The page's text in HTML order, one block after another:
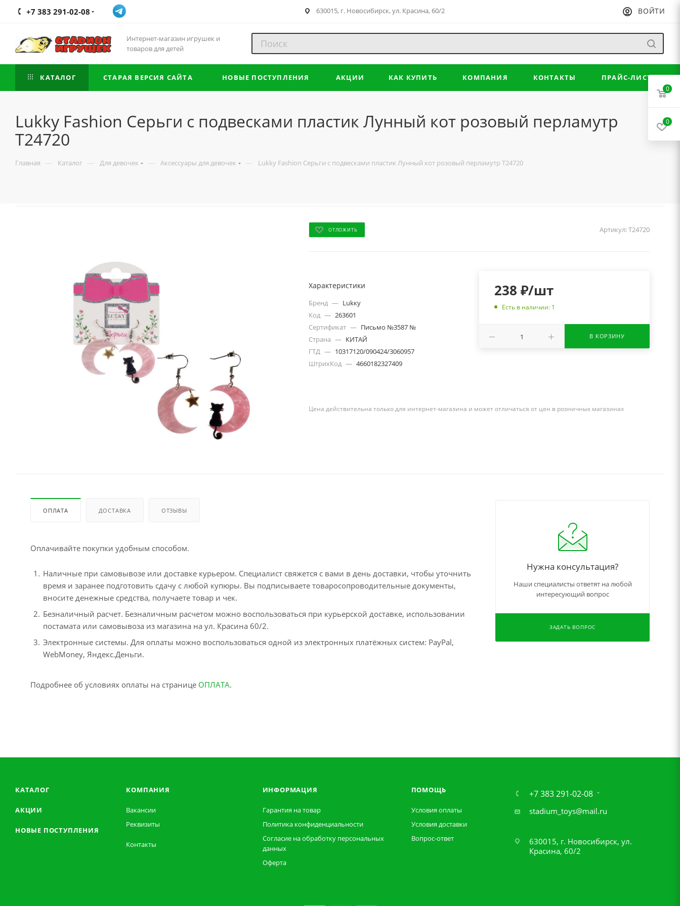
+7 383 291-02-08 630015, г. Новосибирск, ул. Красина, 60/2 ВОЙТИ
Интернет-магазин игрушек и
товаров для детей
КАТАЛОГ СТАРАЯ ВЕРСИЯ САЙТА НОВЫЕ ПОСТУПЛЕНИЯ АКЦИИ КАК КУПИТЬ КОМПАНИЯ КОНТАКТЫ ПРАЙС-ЛИСТ
Lukky Fashion Серьги с подвесками пластик Лунный кот розовый перламутр
Т24720
Главная — Каталог — Для девочек — Аксессуары для девочек — Lukky Fashion Серьги с подвесками пластик Лунный кот розовый перламутр Т24720
ОТЛОЖИТЬ Артикул:Т24720
Характеристики
Бренд — Lukкy
Код — 263601
Сертификат — Письмо №3587 №
Страна — КИТАЙ
ГТД — 10317120/090424/3060957
ШтрихКод — 4660182327409
238 ₽/шт
Есть в наличии: 1
В КОРЗИНУ
Цена действительна только для интернет-магазина и может отличаться от цен в розничных магазинах
ОПЛАТА ДОСТАВКА ОТЗЫВЫ
Оплачивайте покупки удобным способом.
Наличные при самовывозе или доставке курьером. Специалист свяжется с вами в день доставки, чтобы уточнить
время и заранее подготовить сдачу с любой купюры. Вы подписываете товаросопроводительные документы,
вносите денежные средства, получаете товар и чек.
Безналичный расчет. Безналичным расчетом можно воспользоваться при курьерской доставке, использовании
постамата или самовывоза из магазина на ул. Красина 60/2.
Электронные системы. Для оплаты можно воспользоваться одной из электронных платёжных систем: PayPal,
WebMoney, Яндекс.Деньги.
Подробнее об условиях оплаты на странице ОПЛАТА.
Нужна консультация?
Наши специалисты ответят на любой
интересующий вопрос
ЗАДАТЬ ВОПРОС
КАТАЛОГ
АКЦИИ
НОВЫЕ ПОСТУПЛЕНИЯ
КОМПАНИЯ
Вакансии
Реквизиты
Контакты
ИНФОРМАЦИЯ
Гарантия на товар
Политика конфиденциальности
Согласие на обработку персональных
данных
Оферта
ПОМОЩЬ
Условия оплаты
Условия доставки
Вопрос-ответ
+7 383 291-02-08
stadium_toys@mail.ru
630015, г. Новосибирск, ул.
Красина, 60/2
0
0